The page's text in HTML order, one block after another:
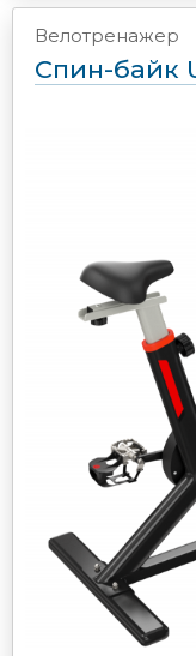
Велотренажер
Спин-байк